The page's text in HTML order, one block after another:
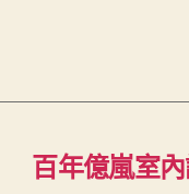
百年億嵐室